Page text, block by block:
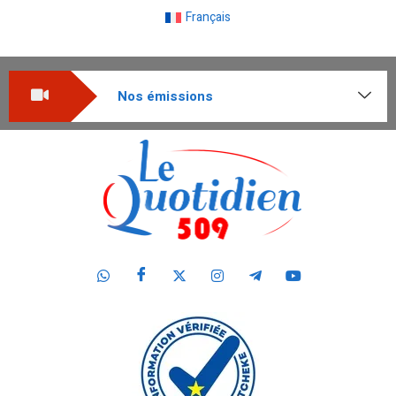
Français
Nos émissions